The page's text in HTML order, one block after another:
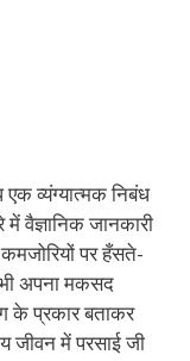
एक व्यंग्यात्मक निबंध
वैज्ञानिक जानकारी
कमजोरियों पर हँसते-
अपना मकसद
के प्रकार बताकर
जीवन में परसाई जी